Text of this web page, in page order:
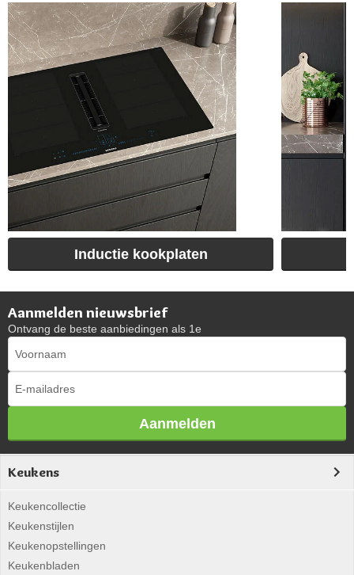
Inductie kookplaten
Aanmelden nieuwsbrief
Ontvang de beste aanbiedingen als 1e
Aanmelden
Keukens
Keukencollectie
Keukenstijlen
Keukenopstellingen
Keukenbladen